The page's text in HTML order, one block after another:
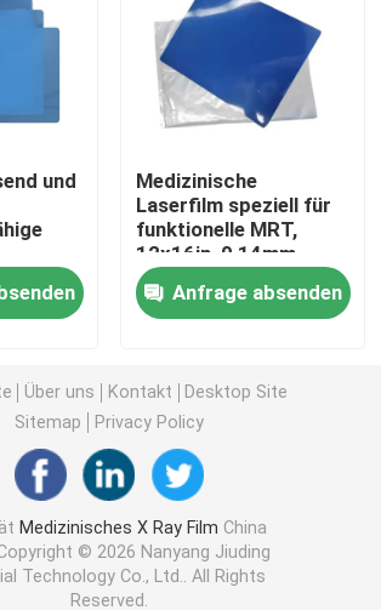
Ray Film
trockener Film
HAUSTIERES X
Film
thermischer Film
und
für
rauen
Medizinische
Laserfilm speziell für
funktionelle MRT,
12x16in, 0,14mm,
Erfassung
dynamischer
Hirnaktivitäten
Anfrage absenden
Über uns Kontakt
Desktop Site
Sitemap
Privacy Policy
Medizinisches X Ray Film China
© 2026 Nanyang Jiuding
Technology Co., Ltd.. All Rights
Reserved.